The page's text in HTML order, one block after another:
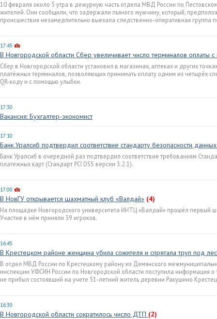
10 февраля около 5 утра в дежурную часть отдела МВД России по
жителей. Они сообщили, что задержали пьяного мужчину, который,
происшествия незамедлительно выехала следственно-оперативная группа
17:45
В Новгородской области Сбер увеличивает число терминалов оплаты
Сбер в Новгородской области установил в магазинах, аптеках и других
платёжных терминалов, позволяющих принимать оплату одним из четырёх
QR-коду и с помощью улыбки.
17:30
Вакансия: Бухгалтер-экономист
17:10
Банк Уралсиб подтвердил соответствие стандарту безопасности
Банк Уралсиб в очередной раз подтвердил соответствие требованиям
платежных карт (Стандарт PCI DSS версии 3.2.1).
17:00
В НовГУ открывается шахматный клуб «Валдай» (4)
На площадке Новгородского университета ИНТЦ «Валдай» прошёл первый
Участие в нём приняли 39 игроков.
16:45
В Крестецком районе женщина убила сожителя и спрятала труп под
В отдел МВД России по Крестецкому району из Демянского
инспекции УФСИН России по Новгородской области поступила информация о
не прибыл состоявший на учете 51-летний житель деревни Ракушино
16:30
В Новгородской области сократилось число ДТП (2)